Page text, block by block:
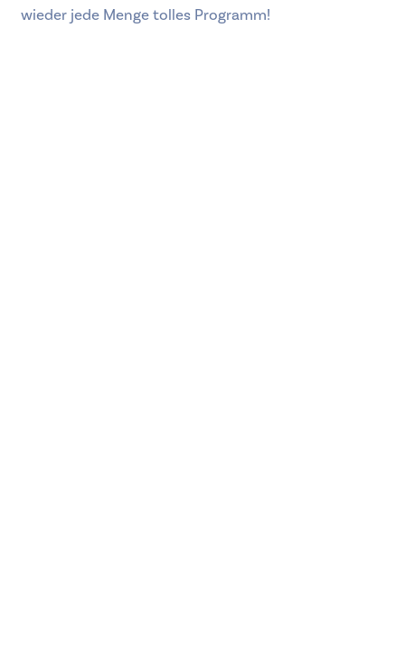
wieder jede Menge tolles Programm!